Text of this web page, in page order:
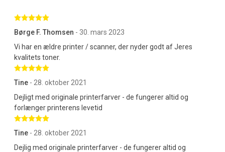
Betygsatt 5 av 5 stjärnor
Børge F. Thomsen - 30. mars 2023
Vi har en ældre printer / scanner, der nyder godt af Jeres
kvalitets toner.
Betygsatt 5 av 5 stjärnor
Tine - 28. oktober 2021
Dejligt med originale printerfarver - de fungerer altid og
forlænger printerens levetid
Betygsatt 5 av 5 stjärnor
Tine - 28. oktober 2021
Dejlig med originale printerfarver - de fungerer altid og